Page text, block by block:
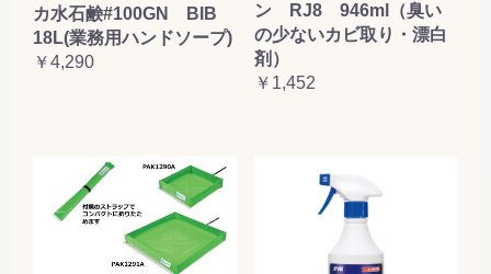
カ水石鹸#100GN BIB
18L(業務用ハンドソープ)
￥4,290
ン RJ8 946ml（臭い
の少ないカビ取り・漂白
剤）
￥1,452